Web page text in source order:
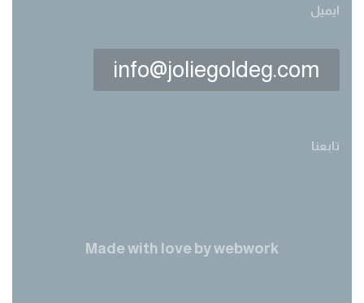
ايميل
info@joliegoldeg.com
تابعنا
Made with love bywebwork